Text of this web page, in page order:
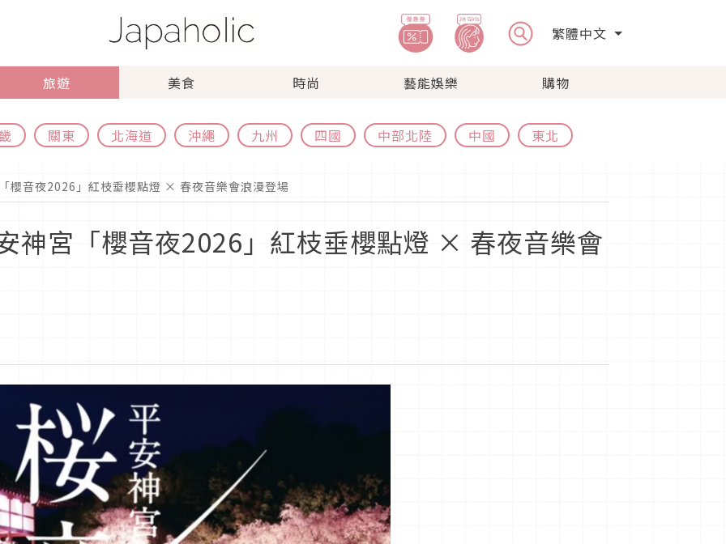
繁體中文
旅遊 美食 時尚 藝能娛樂 購物
關東 北海道 沖繩 九州 四國 中部北陸 中國 東北
櫻音夜2026」紅枝垂櫻點燈 × 春夜音樂會浪漫登場
神宮「櫻音夜2026」紅枝垂櫻點燈 × 春夜音樂會